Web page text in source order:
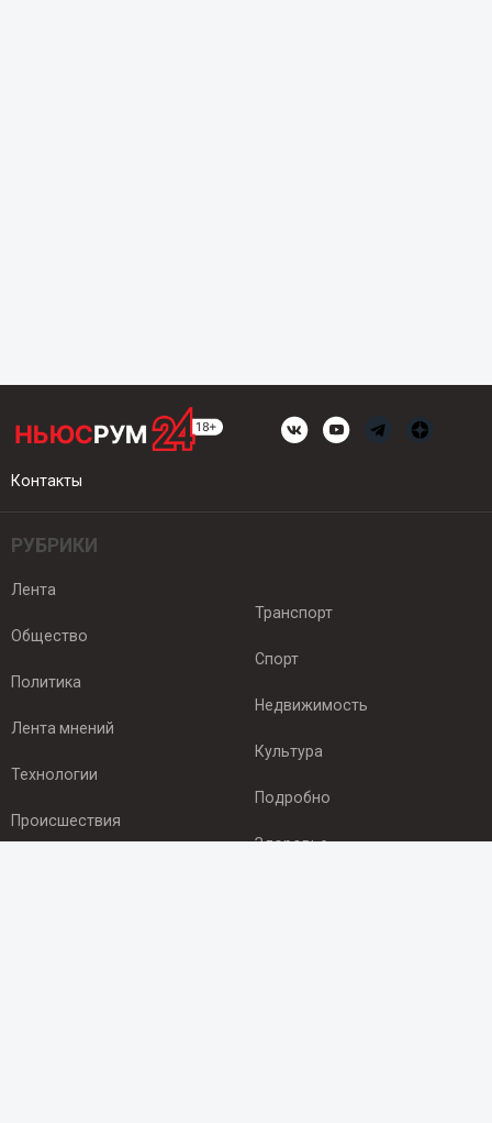
Контакты
РУБРИКИ
Лента
Общество
Политика
Лента мнений
Технологии
Происшествия
Транспорт
Спорт
Недвижимость
Культура
Подробно
Здоровье